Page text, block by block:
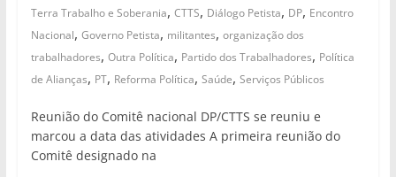
Terra Trabalho e Soberania, CTTS, Diálogo Petista, DP, Encontro
Nacional, Governo Petista, militantes, organização dos
trabalhadores, Outra Política, Partido dos Trabalhadores, Política
de Alianças, PT, Reforma Política, Saúde, Serviços Públicos
Reunião do Comitê nacional DP/CTTS se reuniu e
marcou a data das atividades A primeira reunião do
Comitê designado na